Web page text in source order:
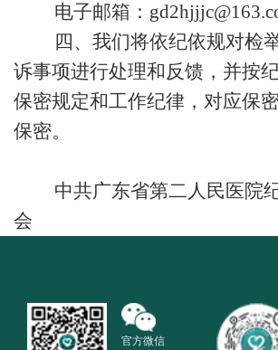
电子邮箱：
四、我们将依纪依规对检
诉事项进行处理和反馈，并按
保密规定和工作纪律，对应保
保密。
中共广东省第二人民医院
会
官方微信